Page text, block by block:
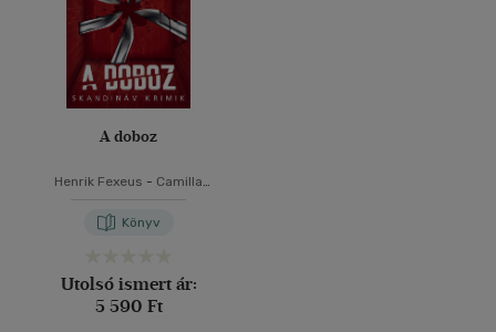
A doboz
Henrik Fexeus - Camilla
Könyv
Utolsó ismert ár:
5 590 Ft